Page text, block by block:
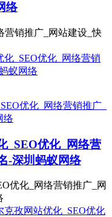
络
营销推广_网站建设_快
化_SEO优化_网络营销
蚁网络
_SEO优化_网络营
-深圳蚂蚁网络
优化_网络营销推广_网
克孜网站优化_SEO优化